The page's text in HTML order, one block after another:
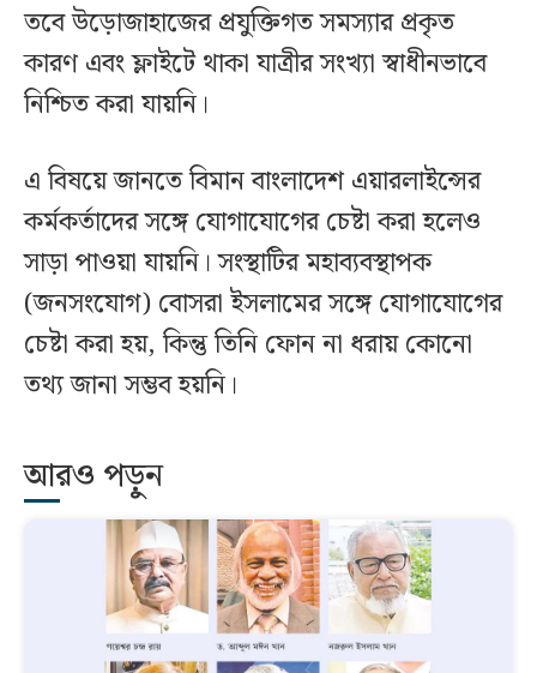
তবে উড়োজাহাজের প্রযুক্তিগত সমস্যার প্রকৃত
কারণ এবং ফ্লাইটে থাকা যাত্রীর সংখ্যা স্বাধীনভাবে
নিশ্চিত করা যায়নি।
এ বিষয়ে জানতে বিমান বাংলাদেশ এয়ারলাইন্সের
কর্মকর্তাদের সঙ্গে যোগাযোগের চেষ্টা করা হলেও
সাড়া পাওয়া যায়নি। সংস্থাটির মহাব্যবস্থাপক
(জনসংযোগ) বোসরা ইসলামের সঙ্গে যোগাযোগের
চেষ্টা করা হয়, কিন্তু তিনি ফোন না ধরায় কোনো
তথ্য জানা সম্ভব হয়নি।
আরও পড়ুন